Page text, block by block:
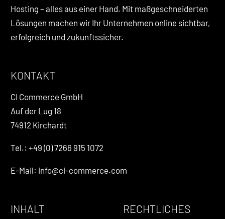
Hosting – alles aus einer Hand. Mit maßgeschneiderten
Lösungen machen wir Ihr Unternehmen online sichtbar,
erfolgreich und zukunftssicher.
KONTAKT
CI Commerce GmbH
Auf der Lug 18
74912 Kirchardt
Tel.: +49 (0) 7266 915 1072
E-Mail: info@ci-commerce.com
INHALT RECHTLICHES